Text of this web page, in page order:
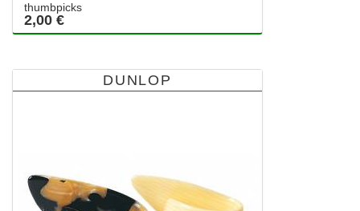
thumbpicks
2,00 €
DUNLOP